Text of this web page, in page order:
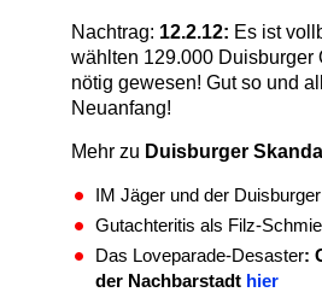
Nachtrag: 12.2.12: Es ist
wählten 129.000 Duisburger
nötig gewesen! Gut so und
Neuanfang!
Mehr zu Duisburger
IM Jäger und der
Gutachteritis als Filz-
Das Loveparade-Desaster:
der Nachbarstadt hier